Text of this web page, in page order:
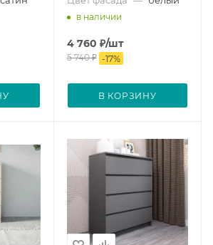
в наличии
4 760 ₽/шт
5 740₽ -17%
В КОРЗИНУ